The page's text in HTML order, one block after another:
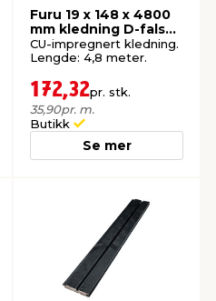
Furu 19 x 148 x 4800
mm kledning D-fals
28°
CU-impregnert kledning.
Lengde: 4,8 meter.
172,32pr. stk.
35,90pr. m.
Butikk
Se mer